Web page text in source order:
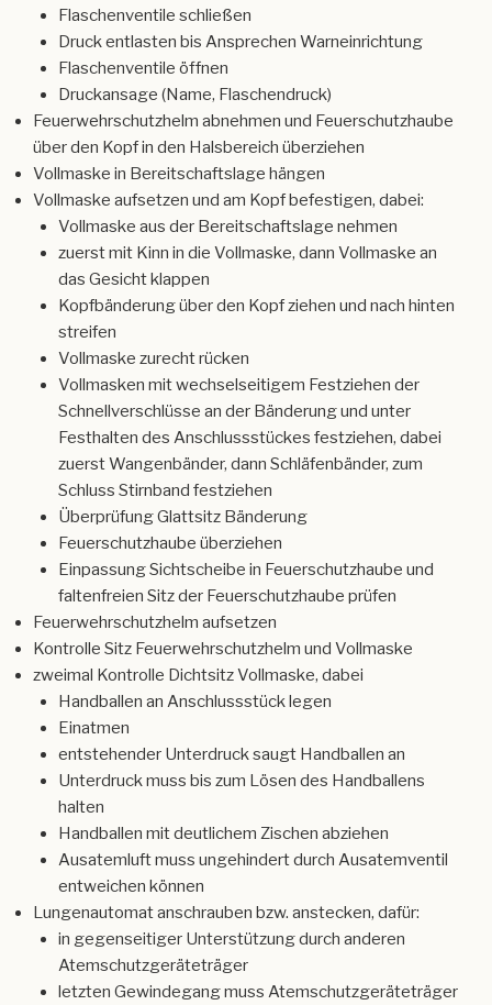
Flaschenventile schließen
Druck entlasten bis Ansprechen Warneinrichtung
Flaschenventile öffnen
Druckansage (Name, Flaschendruck)
Feuerwehrschutzhelm abnehmen und Feuerschutzhaube
über den Kopf in den Halsbereich überziehen
Vollmaske in Bereitschaftslage hängen
Vollmaske aufsetzen und am Kopf befestigen, dabei:
Vollmaske aus der Bereitschaftslage nehmen
zuerst mit Kinn in die Vollmaske, dann Vollmaske an
das Gesicht klappen
Kopfbänderung über den Kopf ziehen und nach hinten
streifen
Vollmaske zurecht rücken
Vollmasken mit wechselseitigem Festziehen der
Schnellverschlüsse an der Bänderung und unter
Festhalten des Anschlussstückes festziehen, dabei
zuerst Wangenbänder, dann Schläfenbänder, zum
Schluss Stirnband festziehen
Überprüfung Glattsitz Bänderung
Feuerschutzhaube überziehen
Einpassung Sichtscheibe in Feuerschutzhaube und
faltenfreien Sitz der Feuerschutzhaube prüfen
Feuerwehrschutzhelm aufsetzen
Kontrolle Sitz Feuerwehrschutzhelm und Vollmaske
zweimal Kontrolle Dichtsitz Vollmaske, dabei
Handballen an Anschlussstück legen
Einatmen
entstehender Unterdruck saugt Handballen an
Unterdruck muss bis zum Lösen des Handballens
halten
Handballen mit deutlichem Zischen abziehen
Ausatemluft muss ungehindert durch Ausatemventil
entweichen können
Lungenautomat anschrauben bzw. anstecken, dafür:
in gegenseitiger Unterstützung durch anderen
Atemschutzgeräteträger
letzten Gewindegang muss Atemschutzgeräteträger